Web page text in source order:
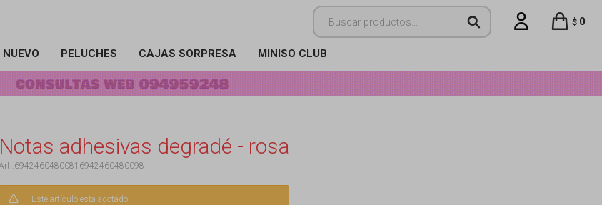
NUEVO PELUCHES CAJAS SORPRESA MINISO CLUB
$ 0
Notas adhesivas degradé - rosa
69424604800816942460480098
Este artículo está agotado.